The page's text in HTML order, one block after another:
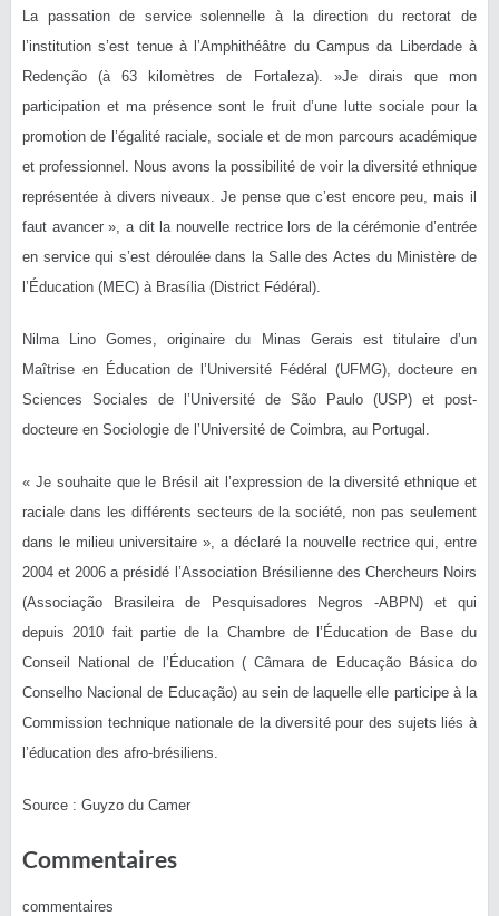
La passation de service solennelle à la direction du rectorat de
l’institution s’est tenue à l’Amphithéâtre du Campus da Liberdade à
Redenção (à 63 kilomètres de Fortaleza). »Je dirais que mon
participation et ma présence sont le fruit d’une lutte sociale pour la
promotion de l’égalité raciale, sociale et de mon parcours académique
et professionnel. Nous avons la possibilité de voir la diversité ethnique
représentée à divers niveaux. Je pense que c’est encore peu, mais il
faut avancer », a dit la nouvelle rectrice lors de la cérémonie d’entrée
en service qui s’est déroulée dans la Salle des Actes du Ministère de
l’Éducation (MEC) à Brasília (District Fédéral).
Nilma Lino Gomes, originaire du Minas Gerais est titulaire d’un
Maîtrise en Éducation de l’Université Fédéral (UFMG), docteure en
Sciences Sociales de l’Université de São Paulo (USP) et post-
docteure en Sociologie de l’Université de Coimbra, au Portugal.
« Je souhaite que le Brésil ait l’expression de la diversité ethnique et
raciale dans les différents secteurs de la société, non pas seulement
dans le milieu universitaire », a déclaré la nouvelle rectrice qui, entre
2004 et 2006 a présidé l’Association Brésilienne des Chercheurs Noirs
(Associação Brasileira de Pesquisadores Negros -ABPN) et qui
depuis 2010 fait partie de la Chambre de l’Éducation de Base du
Conseil National de l’Éducation ( Câmara de Educação Básica do
Conselho Nacional de Educação) au sein de laquelle elle participe à la
Commission technique nationale de la diversité pour des sujets liés à
l’éducation des afro-brésiliens.
Source : Guyzo du Camer
Commentaires
commentaires